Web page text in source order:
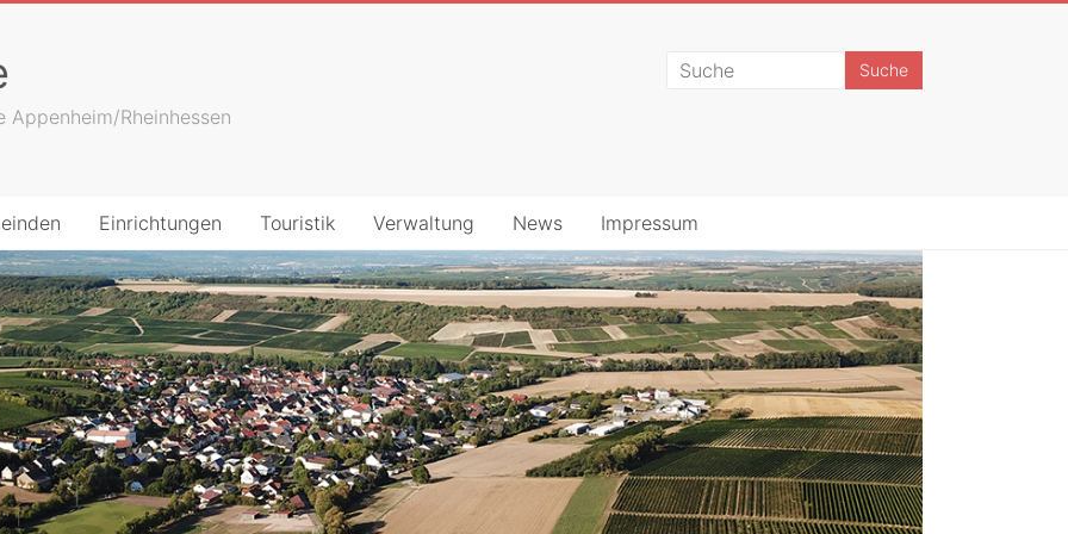
Rheinhessen
Einrichtungen Touristik Verwaltung News Impressum